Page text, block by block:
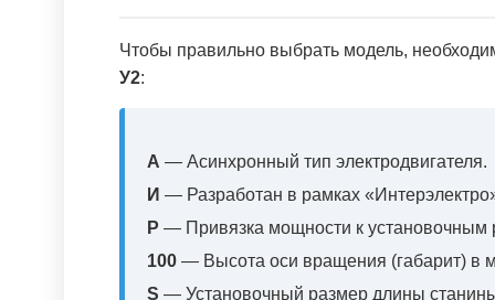
Чтобы правильно выбрать модель,
У2:
А — Асинхронный тип электродвигателя.
И — Разработан в рамках
Р — Привязка мощности к
100 — Высота оси вращения (габарит) в
S — Установочный размер длины